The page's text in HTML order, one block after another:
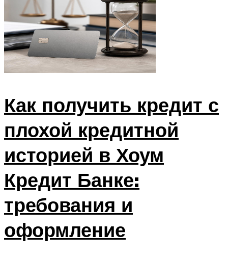
Как получить кредит с
плохой кредитной
историей в Хоум
Кредит Банке:
требования и
оформление